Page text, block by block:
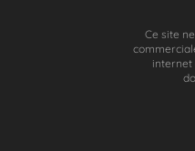
Ce site
internet